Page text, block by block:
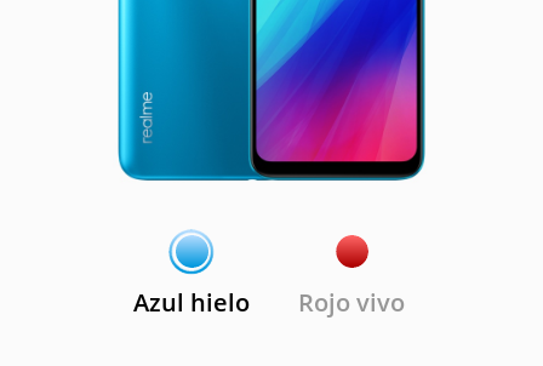
Azul hielo Rojo vivo